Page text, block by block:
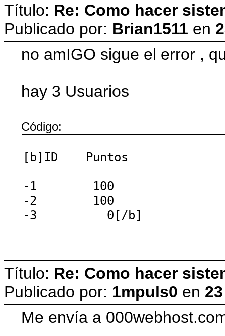
Título: Re: Como hacer
Publicado por: Brian1511 en
no amIGO sigue el error ,
hay 3 Usuarios
Código:
[b]ID Puntos
-1 100
-2 100
-3 0[/b]
Título: Re: Como hacer
Publicado por: 1mpuls0 en
Me envía a